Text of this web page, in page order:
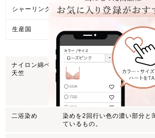
シャーリング* なし
生産国
ナイロン綿ベア
天竺
伸縮性に優れたナイロン混の
ので、汗をかいても快適な着
使用している綿は、アメリカ
高級ランクの超長綿繊維で、
い着心地です。
二浴染め
染めを2回行い色の濃い部分と
ているもの。